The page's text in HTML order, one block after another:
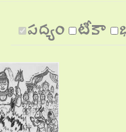
పద్యం టీకా